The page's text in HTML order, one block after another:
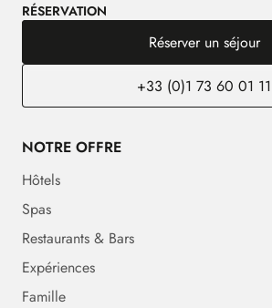
RÉSERVATION
Réserver un séjour
+33 (0)1 73 60 01 11
NOTRE OFFRE
Hôtels
Spas
Restaurants & Bars
Expériences
Famille